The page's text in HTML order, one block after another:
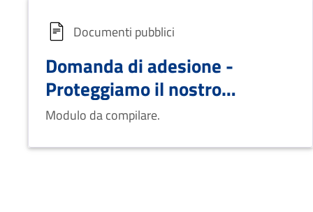
Documenti pubblici
Domanda di adesione -
Proteggiamo il nostro
territorio
Modulo da compilare.